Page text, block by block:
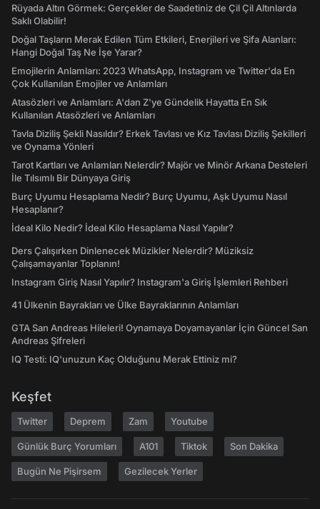
Rüyada Altın Görmek: Gerçekler de Saadetiniz de Çil Çil Altınlarda
Saklı Olabilir!
Doğal Taşların Merak Edilen Tüm Etkileri, Enerjileri ve Şifa Alanları:
Hangi Doğal Taş Ne İşe Yarar?
Emojilerin Anlamları: 2023 WhatsApp, Instagram ve Twitter'da En
Çok Kullanılan Emojiler ve Anlamları
Atasözleri ve Anlamları: A'dan Z'ye Gündelik Hayatta En Sık
Kullanılan Atasözleri ve Anlamları
Tavla Diziliş Şekli Nasıldır? Erkek Tavlası ve Kız Tavlası Diziliş Şekilleri
ve Oynama Yönleri
Tarot Kartları ve Anlamları Nelerdir? Majör ve Minör Arkana Desteleri
İle Tılsımlı Bir Dünyaya Giriş
Burç Uyumu Hesaplama Nedir? Burç Uyumu, Aşk Uyumu Nasıl
Hesaplanır?
İdeal Kilo Nedir? İdeal Kilo Hesaplama Nasıl Yapılır?
Ders Çalışırken Dinlenecek Müzikler Nelerdir? Müziksiz
Çalışamayanlar Toplanın!
Instagram Giriş Nasıl Yapılır? Instagram'a Giriş İşlemleri Rehberi
41 Ülkenin Bayrakları ve Ülke Bayraklarının Anlamları
GTA San Andreas Hileleri! Oynamaya Doyamayanlar İçin Güncel San
Andreas Şifreleri
IQ Testi: IQ'unuzun Kaç Olduğunu Merak Ettiniz mi?
Keşfet
Twitter Deprem Zam Youtube
Günlük Burç Yorumları A101 Tiktok Son Dakika
Bugün Ne Pişirsem Gezilecek Yerler